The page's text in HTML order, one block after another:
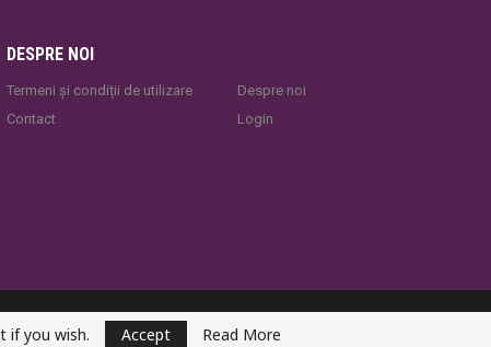
DESPRE NOI
Termeni și condiții de utilizare
Contact
Despre noi
Login
if you wish. Accept Read More